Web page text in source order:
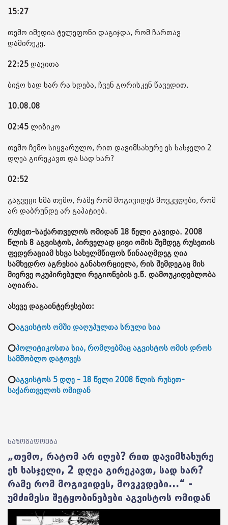
15:27
თემო იმედია ტელეფონი დაგიჯდა, რომ ჩართავ
დამირეკე.
22:25 დავითა
ბიჭო სად ხარ რა ხდება, ჩვენ გორისკენ წავედით.
10.08.08
02:45 ლიზიკო
თემო ჩემო სიყვარულო, რით დავიმსახურე ეს სასჯელი 2
დღეა გირეკავთ და სად ხარ?
02:52
გაგვეცი ხმა თემო, რამე რომ მოგივიდეს მოვკვდები, რომ
არ დაბრუნდე არ გაპატიებ.
რუსეთ-საქართველოს ომიდან 18 წელი გავიდა. 2008
წლის 8 აგვისტოს, პირველად ცივი ომის შემდეგ რუსეთის
ფედერაციამ სხვა სახელმწიფოს წინააღმდეგ ღია
სამხედრო აგრესია განახორციელა, რის შემდეგაც მის
მიერვე ოკუპირებული რეგიონების ე.წ. დამოუკიდებლობა
აღიარა.
ასევე დაგაინტერესებთ:
⭕აგვისტოს ომში დაღუპულთა სრული სია
⭕პოლიტიკოსთა სია, რომლებმაც აგვისტოს ომის დროს
სამშობლო დატოვეს
⭕აგვისტოს 5 დღე - 18 წელი 2008 წლის რუსეთ-
საქართველოს ომიდან
საზოგადოება
„თემო, რატომ არ იღებ? რით დავიმსახურე
ეს სასჯელი, 2 დღეა გირეკავთ, სად ხარ?
რამე რომ მოგივიდეს, მოვკვდები...“ -
უმძიმესი შეტყობინებები აგვისტოს ომიდან